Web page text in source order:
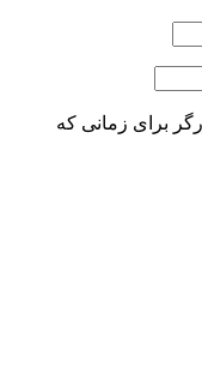
برای زمانی که